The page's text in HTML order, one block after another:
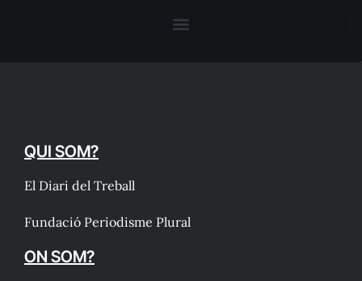
QUI SOM?
El Diari del Treball
Fundació Periodisme Plural
ON SOM?